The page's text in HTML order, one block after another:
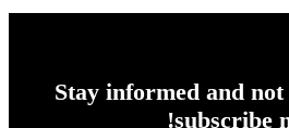
Stay informed and
subscribe